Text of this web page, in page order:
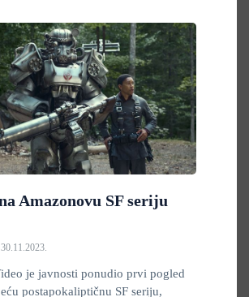
Amazonovu SF seriju
30.11.2023.
je javnosti ponudio prvi pogled
postapokaliptičnu SF seriju,